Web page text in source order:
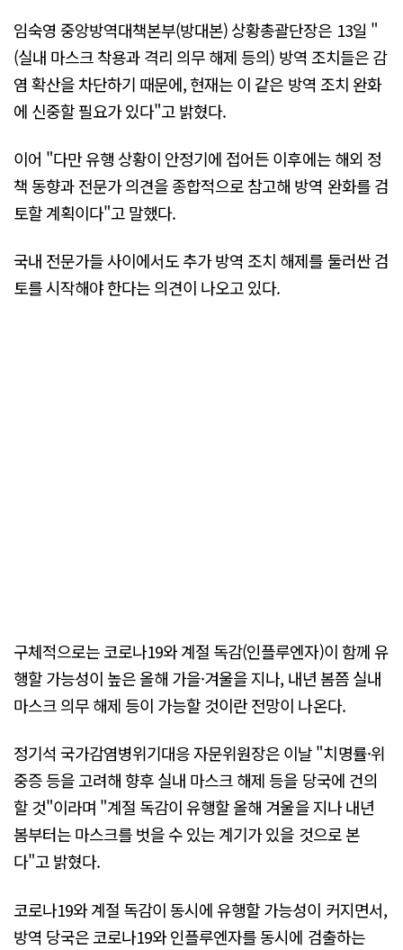
임숙영 중앙방역대책본부(방대본) 상황총괄단장은 13일 "
(실내 마스크 착용과 격리 의무 해제 등의) 방역 조치들은 감
염 확산을 차단하기 때문에, 현재는 이 같은 방역 조치 완화
에 신중할 필요가 있다"고 밝혔다.
이어 "다만 유행 상황이 안정기에 접어든 이후에는 해외 정
책 동향과 전문가 의견을 종합적으로 참고해 방역 완화를 검
토할 계획이다"고 말했다.
국내 전문가들 사이에서도 추가 방역 조치 해제를 둘러싼 검
토를 시작해야 한다는 의견이 나오고 있다.
구체적으로는 코로나19와 계절 독감(인플루엔자)이 함께 유
행할 가능성이 높은 올해 가을·겨울을 지나, 내년 봄쯤 실내
마스크 의무 해제 등이 가능할 것이란 전망이 나온다.
정기석 국가감염병위기대응 자문위원장은 이날 "치명률·위
중증 등을 고려해 향후 실내 마스크 해제 등을 당국에 건의
할 것"이라며 "계절 독감이 유행할 올해 겨울을 지나 내년
봄부터는 마스크를 벗을 수 있는 계기가 있을 것으로 본
다"고 밝혔다.
코로나19와 계절 독감이 동시에 유행할 가능성이 커지면서,
방역 당국은 코로나19와 인플루엔자를 동시에 검출하는